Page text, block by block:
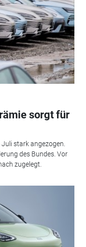
sorgt für
stark angezogen.
des Bundes. Vor
zugelegt.